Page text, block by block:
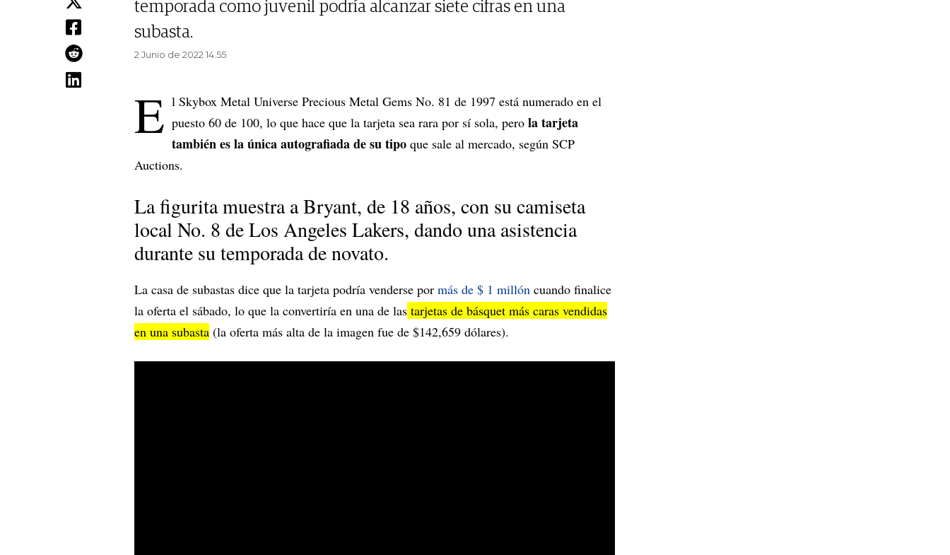
temporada como juvenil podría alcanzar siete cifras en una
subasta.
2 Junio de 2022 14.55
E l Skybox Metal Universe Precious Metal Gems No. 81 de 1997 está numerado en el
puesto 60 de 100, lo que hace que la tarjeta sea rara por sí sola, pero la tarjeta
también es la única autografiada de su tipo que sale al mercado, según SCP
Auctions.
La figurita muestra a Bryant, de 18 años, con su camiseta
local No. 8 de Los Angeles Lakers, dando una asistencia
durante su temporada de novato.
La casa de subastas dice que la tarjeta podría venderse por más de $ 1 millón cuando finalice
la oferta el sábado, lo que la convertiría en una de las tarjetas de básquet más caras vendidas
en una subasta (la oferta más alta de la imagen fue de $142,659 dólares).